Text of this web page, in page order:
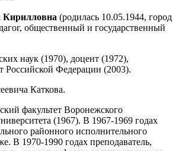
Кирилловна (родилась 10.05.1944, город
общественный и государственный
наук (1970), доцент (1972),
Российской Федерации (2003).
Каткова.
факультет Воронежского
(1967). В 1967-1969 годах
районного исполнительного
В 1970-1990 годах преподаватель,